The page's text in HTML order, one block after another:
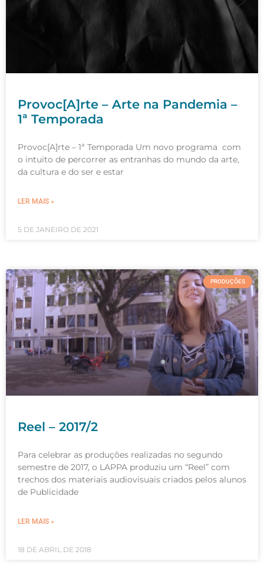
Provoc[A]rte – Arte na Pandemia –
1ª Temporada
Provoc[A]rte – 1ª Temporada Um novo programa com
o intuito de percorrer as entranhas do mundo da arte,
da cultura e do ser e estar
LER MAIS »
5 DE JANEIRO DE 2021
PRODUÇÕES
Reel – 2017/2
Para celebrar as produções realizadas no segundo
semestre de 2017, o LAPPA produziu um “Reel” com
trechos dos materiais audiovisuais criados pelos alunos
de Publicidade
LER MAIS »
18 DE ABRIL DE 2018